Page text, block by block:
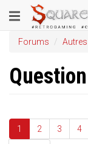
au
contenu
principal
Toggle
navigation
Forums Autres
1 2 3 4